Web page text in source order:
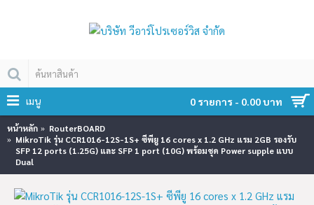
0 รายการ - 0.00 บาท
เมนู
หน้าหลัก
RouterBOARD
MikroTik รุ่น CCR1016-12S-1S+ ซีพียู 16 cores x 1.2 GHz แรม 2GB รองรับ
SFP 12 ports (1.25G) และ SFP 1 port (10G) พร้อมชุด Power supple แบบ
Dual